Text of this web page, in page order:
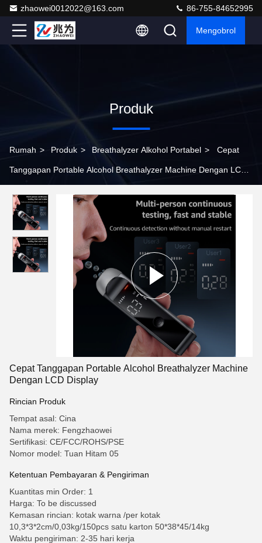
zhaowei0012022@163.com 86-755-84652995
Mengobrol
Produk
Rumah > Produk > Breathalyzer Alkohol Portabel > Cepat
Tanggapan Portable Alcohol Breathalyzer Machine Dengan LCD
Cepat Tanggapan Portable Alcohol Breathalyzer Machine
Dengan LCD Display
Rincian Produk
Tempat asal: Cina
Nama merek: Fengzhaowei
Sertifikasi: CE/FCC/ROHS/PSE
Nomor model: Tuan Hitam 05
Ketentuan Pembayaran & Pengiriman
Kuantitas min Order: 1
Harga: To be discussed
Kemasan rincian: kotak warna /per kotak
10,3*3*2cm/0,03kg/150pcs satu karton 50*38*45/14kg
Waktu pengiriman: 2-35 hari kerja